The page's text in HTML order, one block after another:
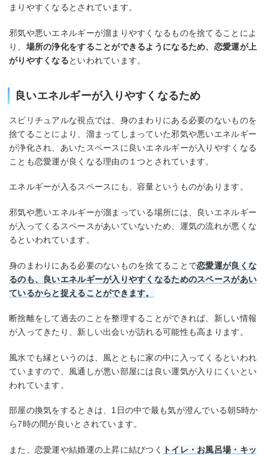
まりやすくなるとされています。
邪気や悪いエネルギーが溜まりやすくなるものを捨てることによ
り、 場所の浄化をすることができるようになるため、恋愛運が上
がりやすくなるといわれています。
良いエネルギーが入りやすくなるため
スピリチュアルな視点では、身のまわりにある必要のないものを
捨てることにより、溜まってしまっていた邪気や悪いエネルギー
が浄化され、あいたスペースに良いエネルギーが入りやすくなる
ことも恋愛運が良くなる理由の１つとされています。
エネルギーが入るスペースにも、容量というものがあります。
邪気や悪いエネルギーが溜まっている場所には、良いエネルギー
が入ってくるスペースがあいていないため、運気の流れが悪くな
るといわれています。
身のまわりにある必要のないものを捨てることで恋愛運が良くな
るのも、良いエネルギーが入りやすくなるためのスペースがあい
ているからと捉えることができます。
断捨離をして過去のことを整理することができれば、新しい情報
が入ってきたり、新しい出会いが訪れる可能性も高まります。
風水でも縁というのは、風とともに家の中に入ってくるといわれ
ていますので、風通しが悪い部屋には良い運気が入りにくいとい
われています。
部屋の換気をするときは、1日の中で最も気が澄んでいる朝5時か
ら7時の間が良いとされています。
また、恋愛運や結婚運の上昇に結びつく
トイレ・お風呂場・キッ